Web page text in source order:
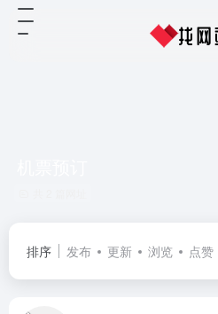
排序 发布 更新 浏览 点赞